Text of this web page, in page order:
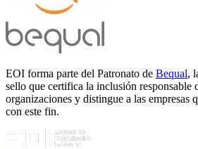
EOI forma parte del Patronato de Bequal,
sello que certifica la inclusión responsable
organizaciones y distingue a las empresas
con este fin.